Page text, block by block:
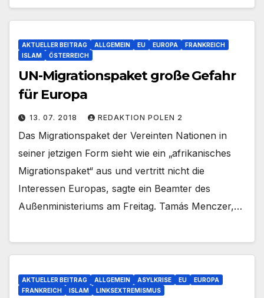
AKTUELLER BEITRAG ALLGEMEIN EU EUROPA
FRANKREICH
ISLAM
ÖSTERREICH
UN-Migrationspaket große Gefahr
für Europa
13. 07. 2018 REDAKTION POLEN 2
Das Migrationspaket der Vereinten Nationen in
seiner jetzigen Form sieht wie ein „afrikanisches
Migrationspaket“ aus und vertritt nicht die
Interessen Europas, sagte ein Beamter des
Außenministeriums am Freitag. Tamás Menczer,…
AKTUELLER BEITRAG ALLGEMEIN ASYLKRISE EU
EUROPA
FRANKREICH
ISLAM LINKSEXTREMISMUS